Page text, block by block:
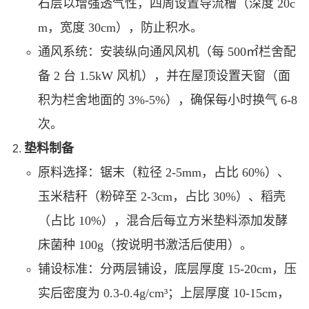
石层以增强透气性，四周设置导流槽（深度 20c
m，宽度 30cm），防止积水。
通风系统：安装纵向通风风机（每 500㎡栏舍配
备 2 台 1.5kW 风机），并在屋顶设置天窗（面
积为栏舍地面的 3%-5%），确保每小时换气 6-8
次。
垫料制备
原料选择：锯末（粒径 2-5mm，占比 60%）、
玉米秸秆（粉碎至 2-3cm，占比 30%）、稻壳
（占比 10%），混合后每立方米垫料添加发酵
床菌种 100g（按说明书激活后使用）。
铺设标准：分两层铺设，底层厚度 15-20cm，压
实后密度为 0.3-0.4g/cm³；上层厚度 10-15cm，